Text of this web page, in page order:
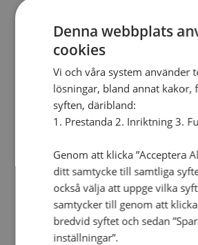
Utsända och arbeten
Engagera dig
Missionsinspiratörens
Kontakt
Kalender
Lediga tjänster
SAU
VAD VI GÖR
UTBILDNING
UTBILDNINGAR
Akademi för Ledarskap
Mullsjö folkhögskola
Apg29
Denna webbplats
cookies
Vi och våra system använder
lösningar, bland annat kakor,
syften, däribland:
1. Prestanda 2. Inriktning 3.
Genom att klicka ”Acceptera
ditt samtycke till samtliga
också välja att uppge vilka
samtycker till genom att
bredvid syftet och sedan
inställningar”.